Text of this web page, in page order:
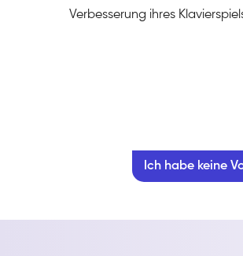
Verbesserung ihres
Ich habe keine